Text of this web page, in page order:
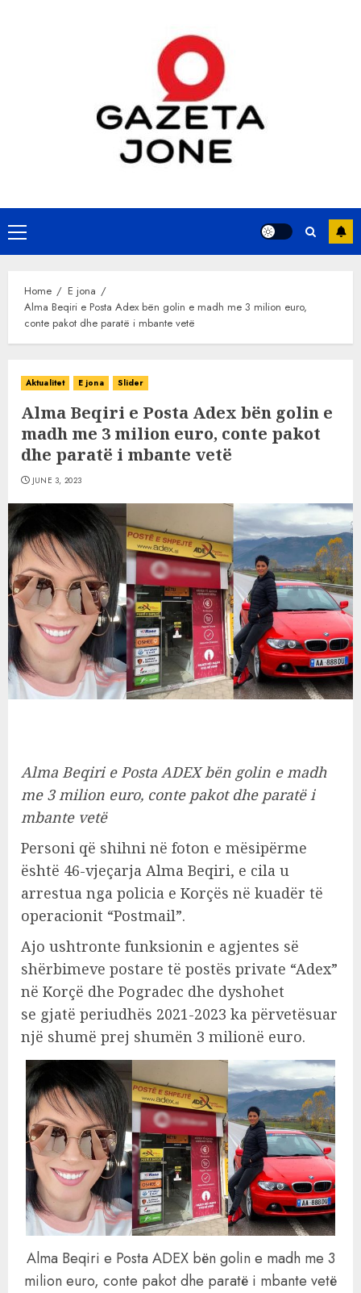
Primary
Menu
Home
E jona
Alma Beqiri e Posta Adex bën golin e madh me 3 milion euro,
conte pakot dhe paratë i mbante vetë
Aktualitet E jona Slider
Alma Beqiri e Posta Adex bën golin e
madh me 3 milion euro, conte pakot
dhe paratë i mbante vetë
JUNE 3, 2023
Alma Beqiri e Posta ADEX bën golin e madh
me 3 milion euro, conte pakot dhe paratë i
mbante vetë
Personi që shihni në foton e mësipërme
është 46-vjeçarja Alma Beqiri, e cila u
arrestua nga policia e Korçës në kuadër të
operacionit “Postmail”.
Ajo ushtronte funksionin e agjentes së
shërbimeve postare të postës private “Adex”
në Korçë dhe Pogradec dhe dyshohet
se gjatë periudhës 2021-2023 ka përvetësuar
një shumë prej shumën 3 milionë euro.
Alma Beqiri e Posta ADEX bën golin e madh me 3
milion euro, conte pakot dhe paratë i mbante vetë